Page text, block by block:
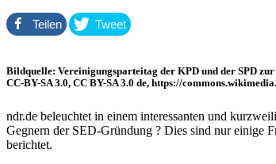
Teilen Tweet
Bildquelle: Vereinigungsparteitag der KPD und der SPD
CC-BY-SA 3.0, CC BY-SA 3.0 de, https://
ndr.de beleuchtet in einem interessanten und
Gegnern der SED-Gründung ? Dies sind nur einige
berichtet.